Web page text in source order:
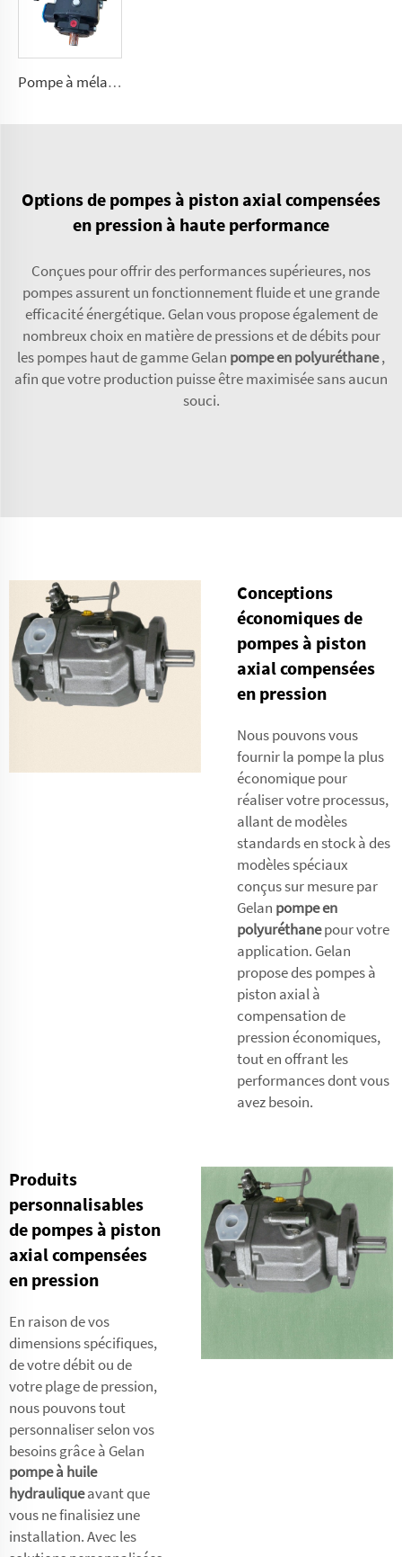
Pompe à mélange polyuréthane rotative pour machine à mousser C01, C04, C07, C20
Options de pompes à piston axial compensées
en pression à haute performance
Conçues pour offrir des performances supérieures, nos
pompes assurent un fonctionnement fluide et une grande
efficacité énergétique. Gelan vous propose également de
nombreux choix en matière de pressions et de débits pour
les pompes haut de gamme Gelan pompe en polyuréthane,
afin que votre production puisse être maximisée sans aucun
souci.
Conceptions
économiques de
pompes à piston
axial compensées
en pression
Nous pouvons vous
fournir la pompe la plus
économique pour
réaliser votre processus,
allant de modèles
standards en stock à des
modèles spéciaux
conçus sur mesure par
Gelan pompe en
polyuréthanepour votre
application. Gelan
propose des pompes à
piston axial à
compensation de
pression économiques,
tout en offrant les
performances dont vous
avez besoin.
Produits
personnalisables
de pompes à piston
axial compensées
en pression
En raison de vos
dimensions spécifiques,
de votre débit ou de
votre plage de pression,
nous pouvons tout
personnaliser selon vos
besoins grâce à Gelan
pompe à huile
hydrauliqueavant que
vous ne finalisiez une
installation. Avec les